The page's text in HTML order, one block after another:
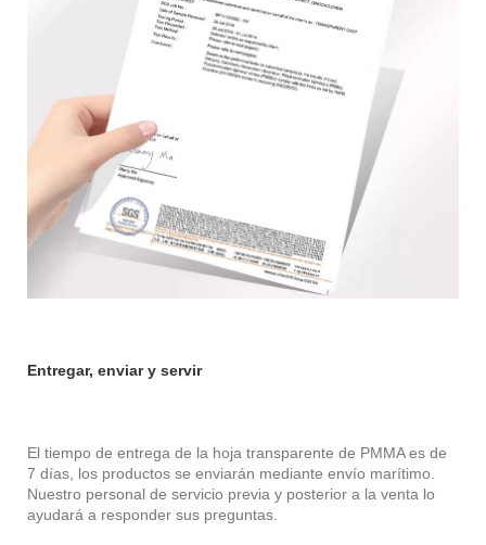
Entregar, enviar y servir
El tiempo de entrega de la hoja transparente de PMMA es de
7 días, los productos se enviarán mediante envío marítimo.
Nuestro personal de servicio previa y posterior a la venta lo
ayudará a responder sus preguntas.